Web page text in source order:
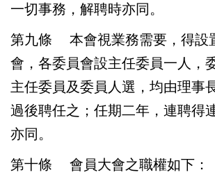
一切事務，解聘時亦同。
第九條 本會視業務需要，得設
會，各委員會設主任委員一人，
主任委員及委員人選，均由理事
過後聘任之；任期二年，連聘得
亦同。
第十條 會員大會之職權如下：